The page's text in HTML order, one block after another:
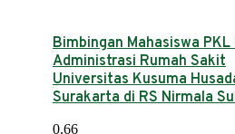
Bimbingan Mahasiswa PKL
Administrasi Rumah Sakit
Universitas Kusuma
Surakarta di RS Nirmala